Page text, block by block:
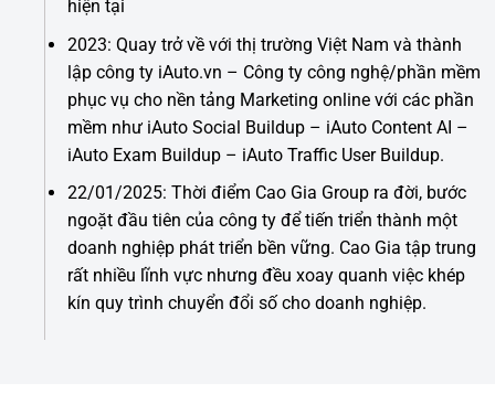
hiện tại
2023: Quay trở về với thị trường Việt Nam và thành
lập công ty iAuto.vn – Công ty công nghệ/phần mềm
phục vụ cho nền tảng Marketing online với các phần
mềm như iAuto Social Buildup – iAuto Content AI –
iAuto Exam Buildup – iAuto Traffic User Buildup.
22/01/2025: Thời điểm Cao Gia Group ra đời, bước
ngoặt đầu tiên của công ty để tiến triển thành một
doanh nghiệp phát triển bền vững. Cao Gia tập trung
rất nhiều lĩnh vực nhưng đều xoay quanh việc khép
kín quy trình chuyển đổi số cho doanh nghiệp.